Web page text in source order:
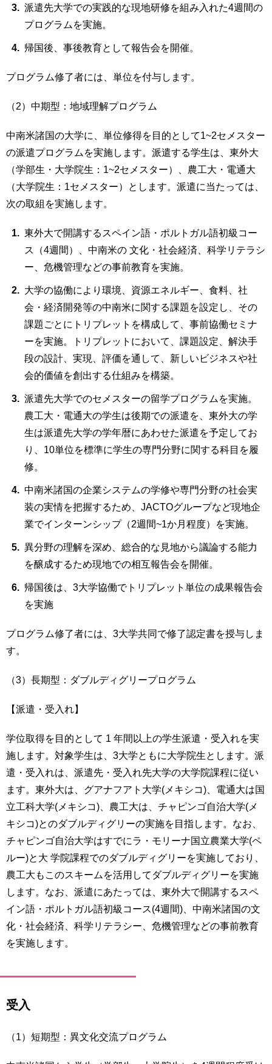
派遣先大学での実践的な現地研修を組み入れた4週間の
プログラムを実施。
帰国後、事後教育として報告会を開催。
プログラム修了者には、単位を付与します。
（2）中期型：地域理解プログラム
中南米諸国の大学に、単位修得を目的として1~2セメスター
の派遣プログラムを実施します。派遣する学生は、東外大
（学部生・大学院生：1~2セメスター）、農工大・電通大
（大学院生：1セメスター）とします。派遣に当たっては、
次の取組を実施します。
東外大で開講するスペイン語・ポルトガル語初級コー
ス（4週間）、中南米の 文化・社会経済、科学リテラシ
ー、危機管理などの事前教育を実施。
大学の協働により環境、資源エネルギー、食料、社
会・経済開発等の中南米に関する課題を設定し、その
課題ごとにトリプレットを構成して、事前協働セミナ
ーを実施。トリプレットにおいて、課題設定、解決手
段の設計、実現、評価を通して、新しいビジネスや社
会的価値を創出する仕組みを構築。
派遣先大学でのセメスターの留学プログラムを実施。
農工大・電通大の学生は後期での派遣を、東外大の学
生は派遣先大学の学年暦にあわせた派遣を予定してお
り、10単位を標準に学生の専門分野に関する科目を履
修。
中南米諸国の企業システムの学修や専門分野の社会実
装の実情を把握するため、JACTOグループなど現地企
業でインターンシップ（2週間~1か月程度）を実施。
異分野の理解を深め、総合的な見地から議論する能力
を醸成するため現地での相互報告会を開催。
帰国後は、3大学協働でトリプレット単位の成果報告会
を実施
プログラム修了者には、3大学共同で修了認定書を授与しま
す。
（3）長期型：ダブルディグリープログラム
【派遣・受入れ】
学位取得を目的として 1 年間以上の学生派遣・受入れを実
施します。対象学生は、3大学ともに大学院生とします。派
遣・受入れは、派遣先・受入れ先大学の大学院課程に従い
ます。東外大は、グアナフアト大学(メキシコ)、電通大は国
立工科大学(メキシコ)、農工大は、チャピンゴ自治大学(メ
キシコ)とのダブルディグリーの実施を目指します。なお、
チャピンゴ自治大学はすでにラ・モリーナ国立農業大学(ペ
ルー)と大 学院課程でのダブルディグリーを実施しており、
農工大もこのスキームを活用してダブルディグリーを実施
します。なお、派遣にあたっては、東外大で開講するスペ
イン語・ポルトガル語初級コース(4週間)、中南米諸国の文
化・社会経済、科学リテラシー、危機管理などの事前教育
を実施します。
受入
（1）短期型：異文化交流プログラム